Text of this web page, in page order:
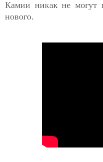
Камии никак не могут
нового.